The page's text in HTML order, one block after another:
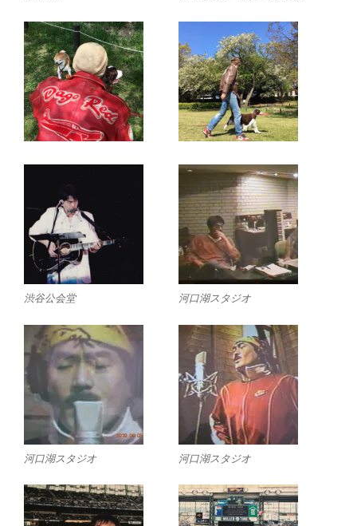
渋谷公会堂 河口湖スタジオ
河口湖スタジオ 河口湖スタジオ